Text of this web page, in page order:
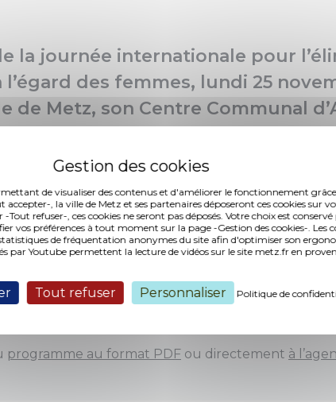
de visualiser des contenus et d'améliorer le fonctionnement
, la ville de Metz et ses partenaires déposeront ces cookies sur
refuser-, ces cookies ne seront pas déposés. Votre choix est
vos préférences à tout moment sur la page -Gestion des cookies-. Les
de fréquentation anonymes du site afin d'optimiser son
par Youtube permettent la lecture de vidéos sur le site metz.fr en
Tout refuser Personnaliser Politique de
la journée internationale pour
l’égard des femmes, lundi 25
de Metz, son Centre Communal
proposent un programme
d’actions pour faire de cette
mobilisations.
programme au format PDF ou directement à